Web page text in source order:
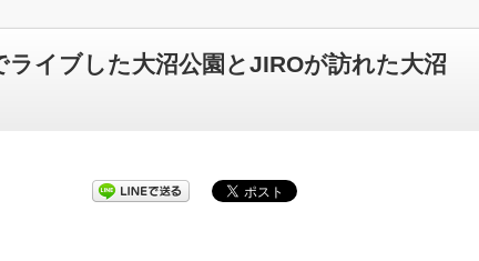
ライブした大沼公園とJIROが訪れた大沼